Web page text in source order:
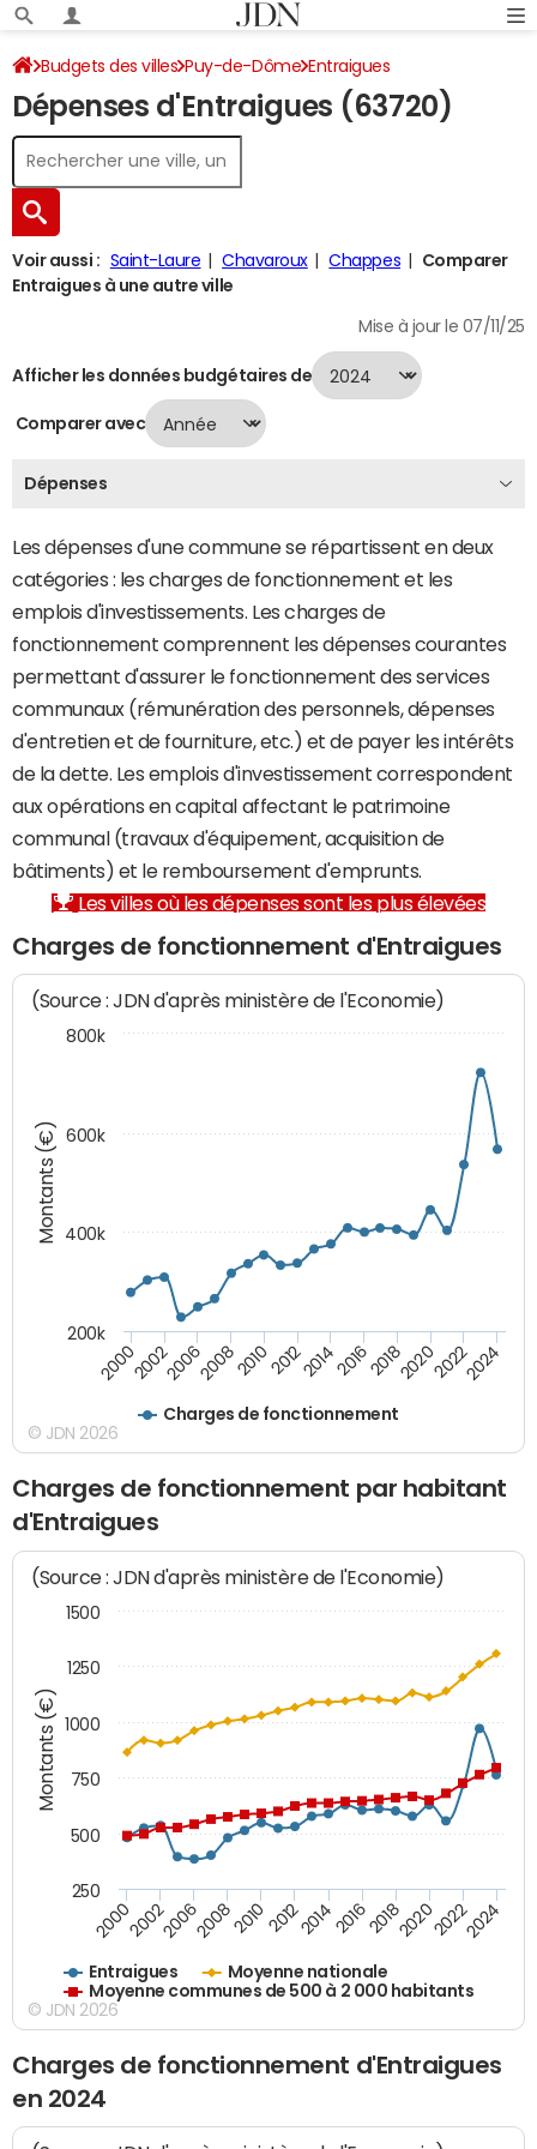
Budgets des villes Puy-de-Dôme Entraigues
Dépenses 2024
Dépenses d'Entraigues (63720)
Voir aussi : Saint-Laure Chavaroux Chappes
Comparer
Entraigues à une autre ville
Mise à jour le 07/11/25
Afficher les données budgétaires de
Comparer avec
Dépenses
Les dépenses d'une commune se répartissent en deux
catégories : les charges de fonctionnement et les
emplois d'investissements. Les charges de
fonctionnement comprennent les dépenses courantes
permettant d'assurer le fonctionnement des services
communaux (rémunération des personnels, dépenses
d'entretien et de fourniture, etc.) et de payer les intérêts
de la dette. Les emplois d'investissement correspondent
aux opérations en capital affectant le patrimoine
communal (travaux d'équipement, acquisition de
bâtiments) et le remboursement d'emprunts.
Les villes où les dépenses sont les plus élevées
Charges de fonctionnement d'Entraigues
Montants (€)
(Source : JDN d'après ministère de l'Economie)
Charges de fonctionnement
200020022006200820102012201420162018202020222024
200k
400k
600k
800k
© JDN 2026
Charges de fonctionnement par habitant
d'Entraigues
Montants (€)
(Source : JDN d'après ministère de l'Economie)
Entraigues
Moyenne nationale
Moyenne communes de 500 à 2 000 habitants
200020022006200820102012201420162018202020222024
250
500
750
1000
1250
1500
© JDN 2026
Charges de fonctionnement d'Entraigues
en 2024